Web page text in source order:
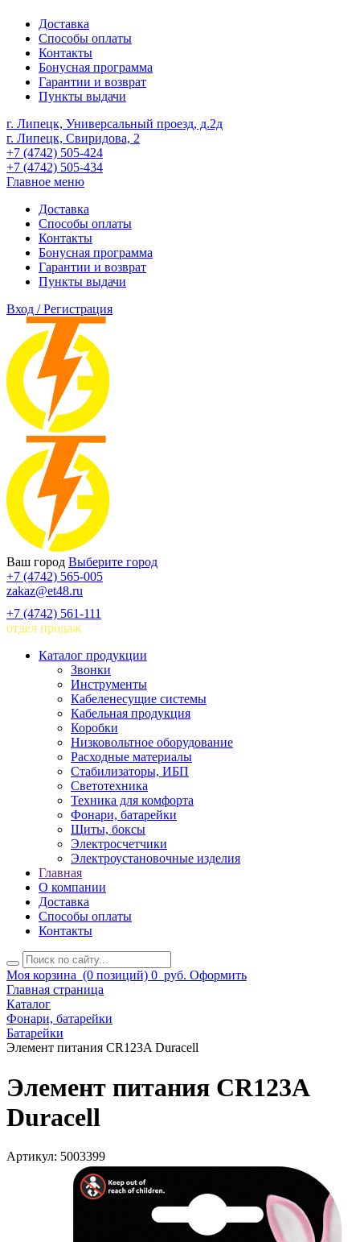
Доставка
Способы оплаты
Контакты
Бонусная программа
Гарантии и возврат
Пункты выдачи
г. Липецк, Универсальный проезд, д.2д
г. Липецк, Свиридова, 2
+7 (4742) 505-424
+7 (4742) 505-434
Главное меню
Доставка
Способы оплаты
Контакты
Бонусная программа
Гарантии и возврат
Пункты выдачи
Вход / Регистрация
Ваш город Выберите город
+7 (4742) 565-005
zakaz@et48.ru
+7 (4742) 561-111
отдел продаж
Каталог продукции
Звонки
Инструменты
Кабеленесущие системы
Кабельная продукция
Коробки
Низковольтное оборудование
Расходные материалы
Стабилизаторы, ИБП
Светотехника
Техника для комфорта
Фонари, батарейки
Щиты, боксы
Электросчетчики
Электроустановочные изделия
Главная
О компании
Доставка
Способы оплаты
Контакты
Моя корзина (0 позиций) 0 руб. Оформить
Главная страница
Каталог
Фонари, батарейки
Батарейки
Элемент питания CR123A Duracell
Элемент питания CR123A
Duracell
Артикул: 5003399